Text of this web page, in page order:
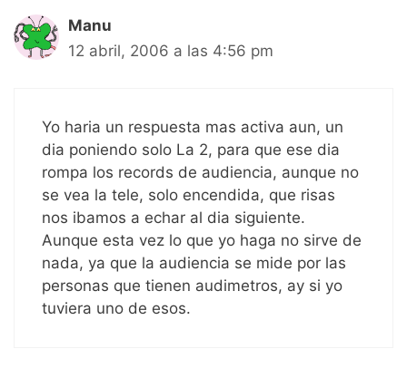
Manu
12 abril, 2006 a las 4:56 pm
Yo haria un respuesta mas activa aun, un
dia poniendo solo La 2, para que ese dia
rompa los records de audiencia, aunque no
se vea la tele, solo encendida, que risas
nos ibamos a echar al dia siguiente.
Aunque esta vez lo que yo haga no sirve de
nada, ya que la audiencia se mide por las
personas que tienen audimetros, ay si yo
tuviera uno de esos.